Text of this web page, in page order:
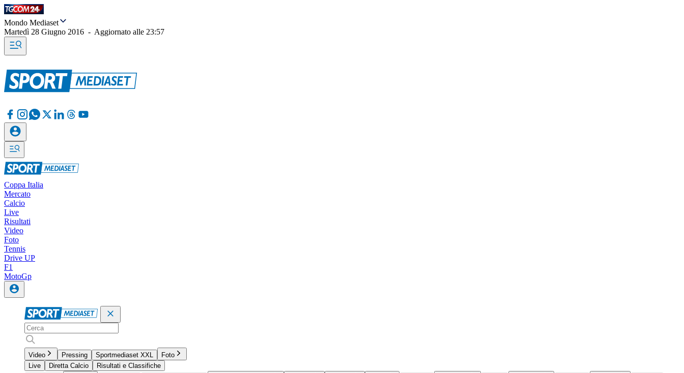
Mondo Mediaset
Martedì 28 Giugno 2016 - Aggiornato alle 23:57
Coppa Italia
Mercato
Calcio
Live
Risultati
Video
Foto
Tennis
Drive UP
F1
MotoGp
Video Pressing Sportmediaset XXL
Foto
Live
Diretta Calcio
Risultati e Classifiche